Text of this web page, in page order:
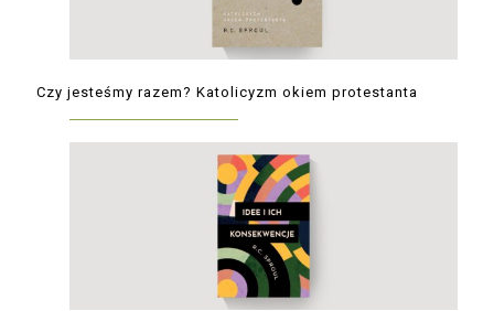
Czy jesteśmy razem? Katolicyzm okiem protestanta